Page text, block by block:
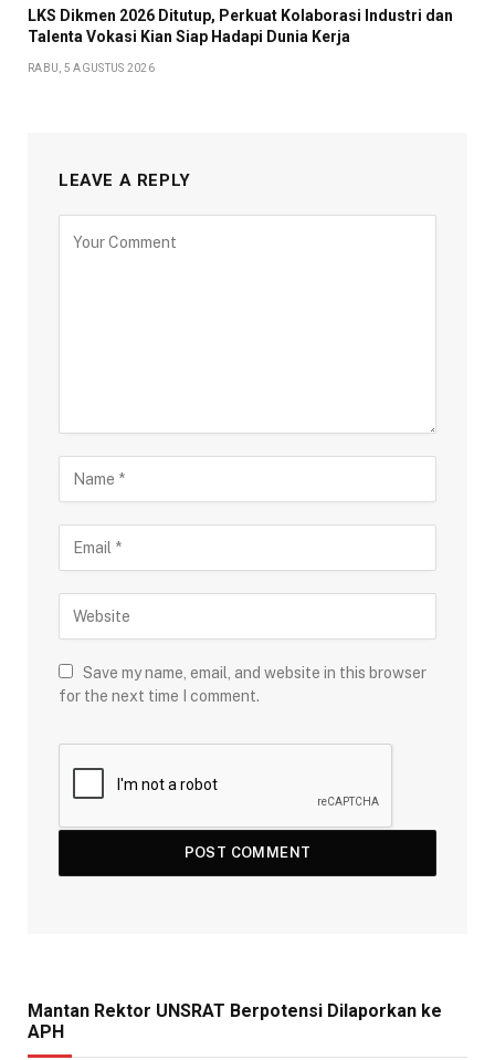
LKS Dikmen 2026 Ditutup, Perkuat Kolaborasi Industri dan
Talenta Vokasi Kian Siap Hadapi Dunia Kerja
RABU, 5 AGUSTUS 2026
LEAVE A REPLY
Save my name, email, and website in this browser
for the next time I comment.
Mantan Rektor UNSRAT Berpotensi Dilaporkan ke
APH